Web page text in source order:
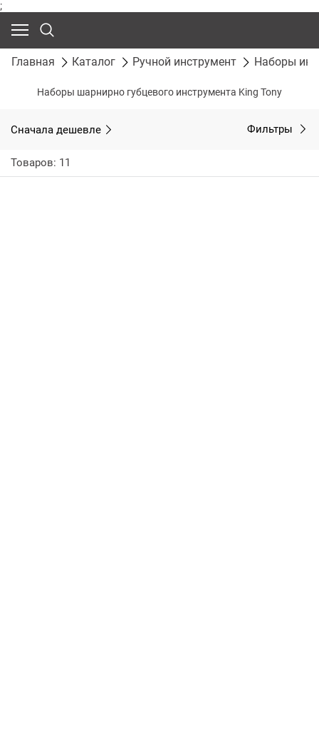
;
Главная Каталог Ручной инструмент Наборы
Наборы шарнирно губцевого инструмента King Tony
Сначала дешевле Фильтры
Товаров: 11